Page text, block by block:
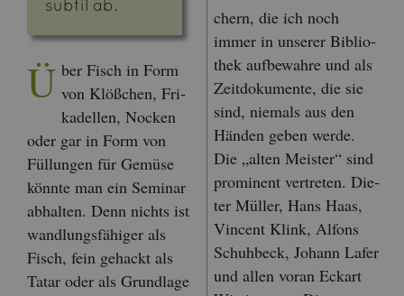
sub­til ab.
Ü ber Fisch in Form
von Klö­ßchen, Fri­
ka­del­len, No­cken
oder gar in Form von
Fül­lun­gen für Ge­mü­se
könn­te man ein Se­mi­nar
ab­hal­ten. Denn nichts ist
wand­lungs­fä­hi­ger als
Fisch, fein ge­hackt als
Tatar oder als Grund­la­ge
chern, die ich noch
immer in un­se­rer Bi­blio­
thek auf­be­wah­re und als
Zeit­do­ku­men­te, die sie
sind, nie­mals aus den
Hän­den geben werde.
Die „alten Meis­ter“ sind
pro­mi­nent ver­tre­ten. Die­
ter Mül­ler, Hans Haas,
Vin­cent Klink, Al­fons
Schuh­beck, Jo­hann Lafer
und allen voran Eckart